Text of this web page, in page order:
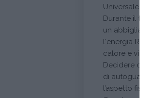
Universale.
Durante il
un
l‘energia Reiki
calore e vi
Decidere di
di
l’aspetto fisico,